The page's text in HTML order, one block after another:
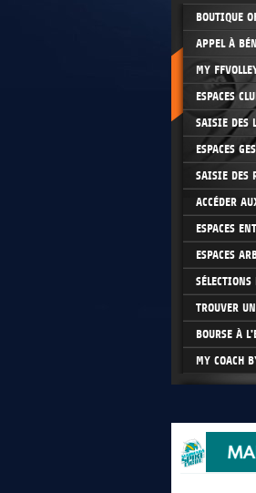
BOUTIQUE
APPEL À
MY
ESPACES
SAISIE DES
ESPACES
SAISIE DES
ACCÉDER
ESPACES
ESPACES
SÉLECTIONS
TROUVER
BOURSE À
MY COACH